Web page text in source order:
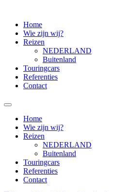
Home
Wie zijn wij?
Reizen
NEDERLAND
Buitenland
Touringcars
Referenties
Contact
Home
Wie zijn wij?
Reizen
NEDERLAND
Buitenland
Touringcars
Referenties
Contact